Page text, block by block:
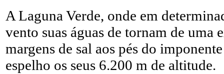
A Laguna Verde, onde em
vento suas águas de tornam de uma
margens de sal aos pés do
espelho os seus 6.200 m de altitude.